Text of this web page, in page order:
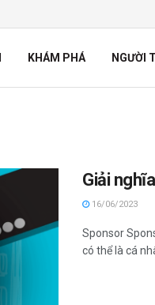
KHÁM PHÁ NGƯỜI
Giải
16/06/2023
Sponsor
có thể là cá